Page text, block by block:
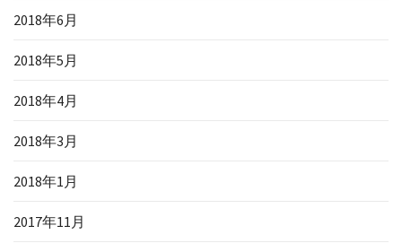
2018年6月
2018年5月
2018年4月
2018年3月
2018年1月
2017年11月